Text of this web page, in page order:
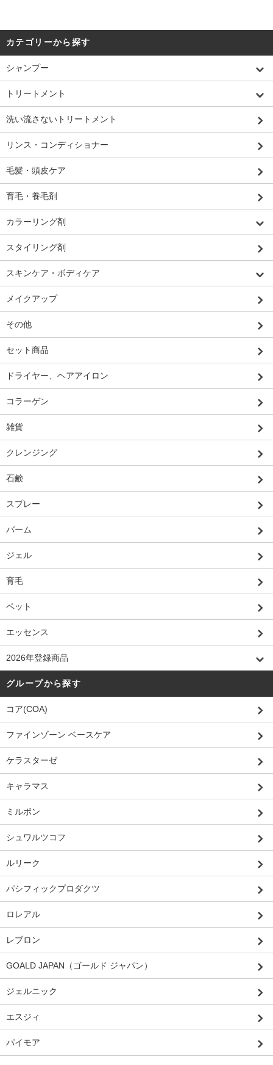
カテゴリーから探す
シャンプー
トリートメント
洗い流さないトリートメント
リンス・コンディショナー
毛髪・頭皮ケア
育毛・養毛剤
カラーリング剤
スタイリング剤
スキンケア・ボディケア
メイクアップ
その他
セット商品
ドライヤー、ヘアアイロン
コラーゲン
雑貨
クレンジング
石鹸
スプレー
バーム
ジェル
育毛
ペット
エッセンス
2026年登録商品
グループから探す
コア(COA)
ファインゾーン ベースケア
ケラスターゼ
キャラマス
ミルボン
シュワルツコフ
ルリーク
パシフィックプロダクツ
ロレアル
レブロン
GOALD JAPAN（ゴールド ジャパン）
ジェルニック
エスジィ
パイモア